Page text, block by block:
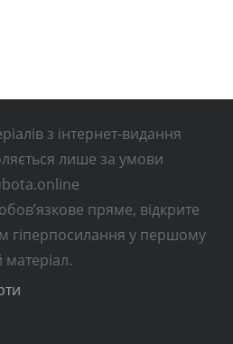
з інтернет-видання
лише за умови
пряме, відкрите
гіперпосилання у першому